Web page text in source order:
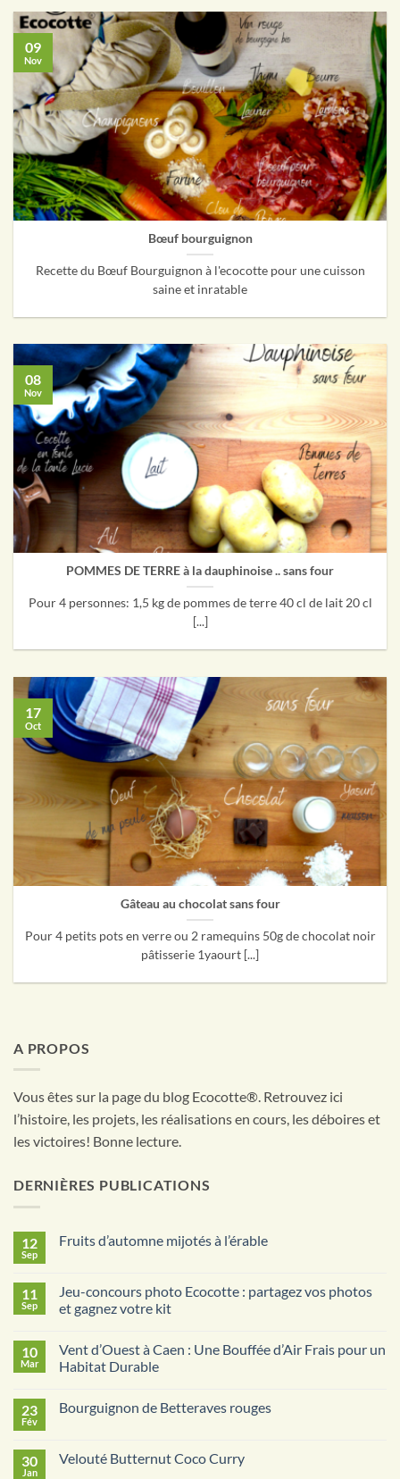
Bœuf bourguignon
Recette du Bœuf Bourguignon à l'ecocotte pour une cuisson
saine et inratable
09
Nov
POMMES DE TERRE à la dauphinoise .. sans four
Pour 4 personnes: 1,5 kg de pommes de terre 40 cl de lait 20 cl
[...]
08
Nov
Gâteau au chocolat sans four
Pour 4 petits pots en verre ou 2 ramequins 50g de chocolat noir
pâtisserie 1yaourt [...]
17
Oct
A PROPOS
Vous êtes sur la page du blog Ecocotte®. Retrouvez ici
l’histoire, les projets, les réalisations en cours, les déboires et
les victoires! Bonne lecture.
DERNIÈRES PUBLICATIONS
12
Sep
Fruits d’automne mijotés à l’érable
Fruits
d’automne
mijotés
11
Sep
Jeu-concours photo Ecocotte : partagez vos photos
et gagnez votre kit
sur
Jeu-
concours
partagez
et
gagnez
10
Mar
Vent d’Ouest à Caen : Une Bouffée d’Air Frais pour un
Habitat Durable
sur
Caen
23
Fév
Bourguignon de Betteraves rouges
Bourguignon
30
Jan
Velouté Butternut Coco Curry